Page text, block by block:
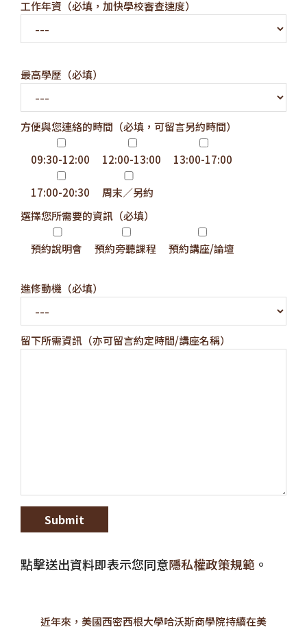
工作年資（必填，加快學校審查速度）
最高學歷（必填）
方便與您連絡的時間（必填，可留言另約時間）
09:30-12:00 12:00-13:00 13:00-17:00
17:00-20:30
周末／另約
選擇您所需要的資訊（必填）
預約說明會 預約旁聽課程 預約講座/論壇
進修動機（必填）
留下所需資訊（亦可留言約定時間/講座名稱）
點擊送出資料即表示您同意隱私權政策規範 。
近年來，美國西密西根大學哈沃斯商學院持續在美